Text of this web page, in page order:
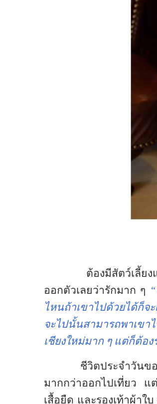
ต้องมีสัตว์เลี้ย
ออกตัวเลยว่ารักมาก ๆ
ไหนถ้าเขาไปด้วยได้ก็จ
จะไปนั้นสามารถพาเข
เชียงใหม่มาก ๆ แต่ก็ต้อ
ชีวิตประจำวันข
มากกว่าออกไปเที่ยว แ
เสื้อยืด และรองเท้าผ้า